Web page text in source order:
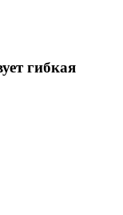
гибкая